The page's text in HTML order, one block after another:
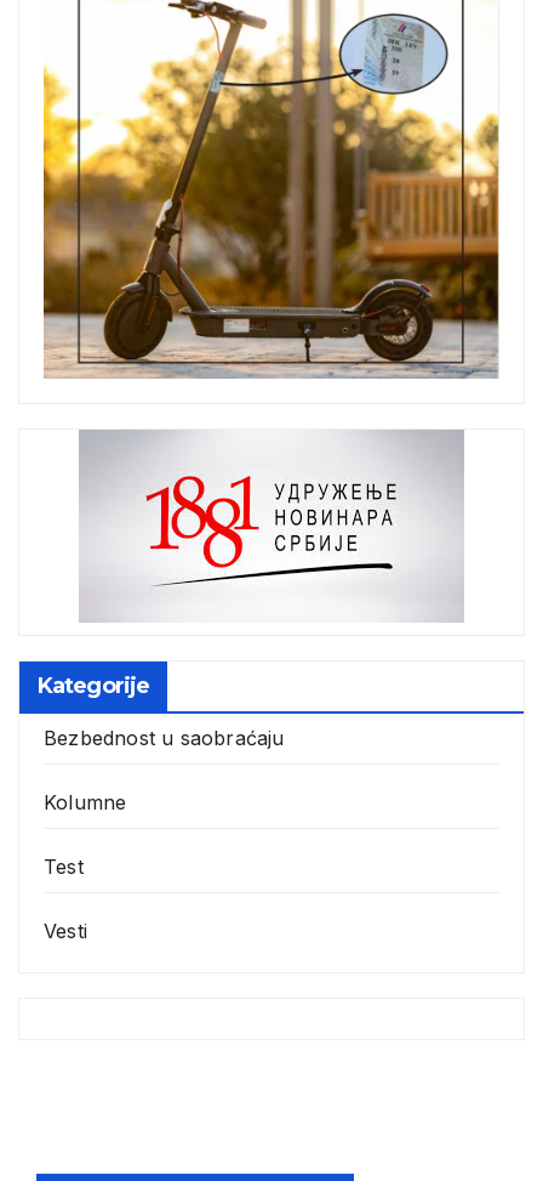
Kategorije
Bezbednost u saobraćaju
Kolumne
Test
Vesti